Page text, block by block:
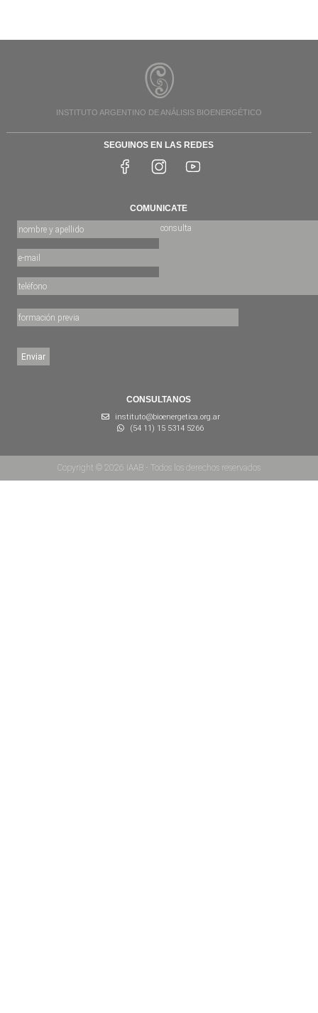
INSTITUTO ARGENTINO DE ANÁLISIS BIOENERGÉTICO
SEGUINOS EN LAS REDES
COMUNICATE
CONSULTANOS
instituto@bioenergetica.org.ar
(54 11) 15 5314 5266
Copyright © 2026 IAAB - Todos los derechos reservados